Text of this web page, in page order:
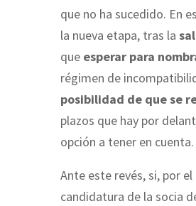
que no ha sucedido. En
la nueva etapa, tras la
que esperar para
régimen de
posibilidad de que se
plazos que hay por
opción a tener en cuenta.
Ante este revés, si, por
candidatura de la socia